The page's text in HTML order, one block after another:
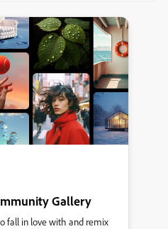
Gallery
fall in love with and remix